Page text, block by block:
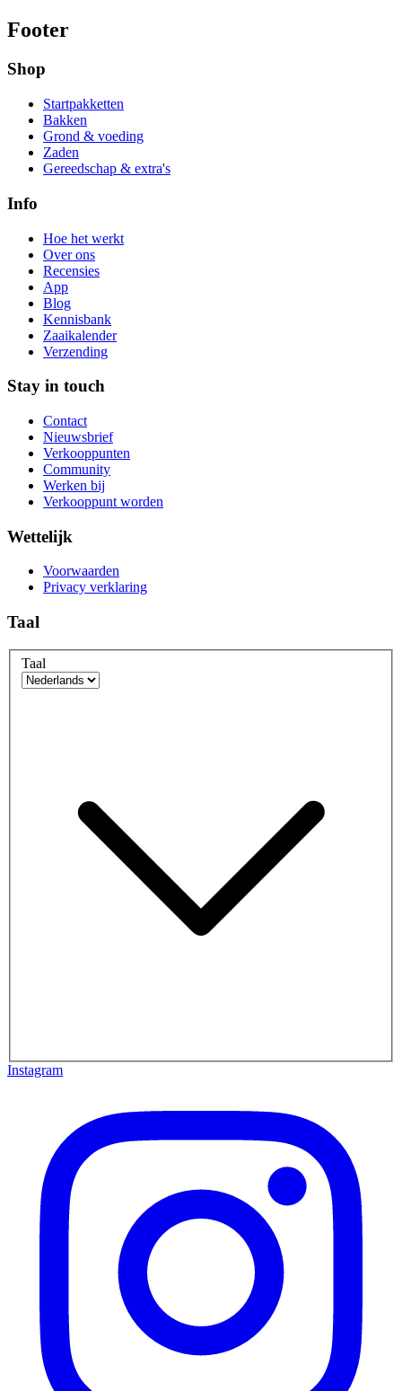
Footer
Shop
Startpakketten
Bakken
Grond & voeding
Zaden
Gereedschap & extra's
Info
Hoe het werkt
Over ons
Recensies
App
Blog
Kennisbank
Zaaikalender
Verzending
Stay in touch
Contact
Nieuwsbrief
Verkooppunten
Community
Werken bij
Verkooppunt worden
Wettelijk
Voorwaarden
Privacy verklaring
Taal
Taal
Instagram